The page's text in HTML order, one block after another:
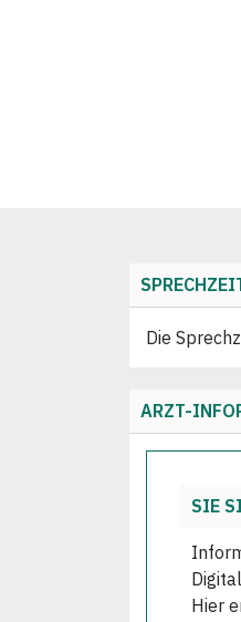
Die
ARZT-
SIE
Hier